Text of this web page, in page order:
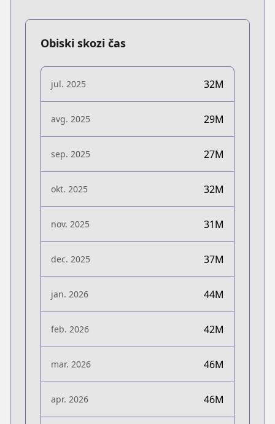
Obiski skozi čas
jul. 2025 32M
avg. 2025 29M
sep. 2025 27M
okt. 2025 32M
nov. 2025 31M
dec. 2025 37M
jan. 2026 44M
feb. 2026 42M
mar. 2026 46M
apr. 2026 46M